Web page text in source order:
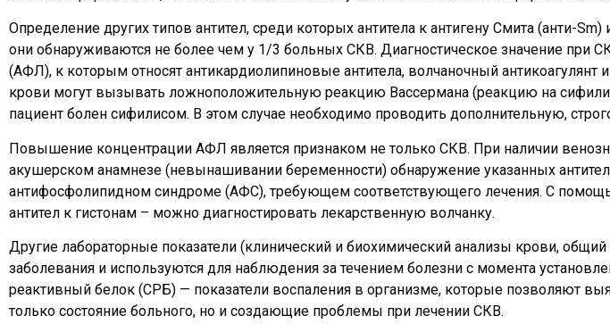
Определение других типов антител, среди которых антитела к антигену Смита (анти-
они обнаруживаются не более чем у 1/3 больных СКВ. Диагностическое значение при
(АФЛ), к которым относят антикардиолипиновые антитела, волчаночный
крови могут вызывать ложноположительную реакцию Вассермана (реакцию на
пациент болен сифилисом. В этом случае необходимо проводить дополнительную,
Повышение концентрации АФЛ является признаком не только СКВ. При наличии
акушерском анамнезе (невынашивании беременности) обнаружение указанных
антифосфолипидном синдроме (АФС), требующем соответствующего лечения. С
антител к гистонам – можно диагностировать лекарственную волчанку.
Другие лабораторные показатели (клинический и биохимический анализы крови,
заболевания и используются для наблюдения за течением болезни с момента
реактивный белок (СРБ) — показатели воспаления в организме, которые позволяют
только состояние больного, но и создающие проблемы при лечении СКВ.